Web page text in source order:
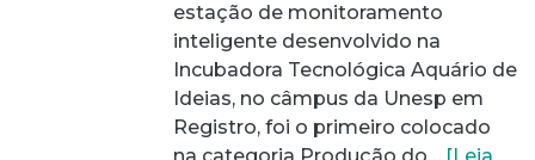
estação de monitoramento
inteligente desenvolvido na
Incubadora Tecnológica Aquário de
Ideias, no câmpus da Unesp em
Registro, foi o primeiro colocado